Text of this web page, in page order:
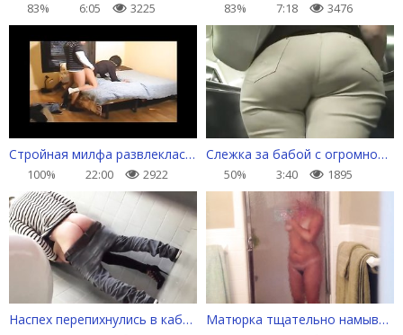
83% 6:05 3225 83% 7:18 3476
Стройная милфа развлеклась с электриком на широкой кровати
100% 22:00 2922
Слежка за бабой с огромной задницей из метро
50% 3:40 1895
Наспех перепихнулись в кабинке общественного туалета Матюрка тщательно намывается в душе